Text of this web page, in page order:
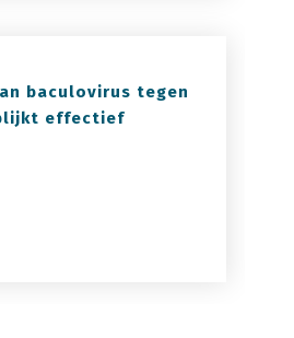
baculovirus tegen
effectief